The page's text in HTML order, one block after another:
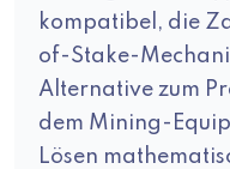
kompatibel, die
of-Stake-
Alternative zum
dem Mining-
Lösen